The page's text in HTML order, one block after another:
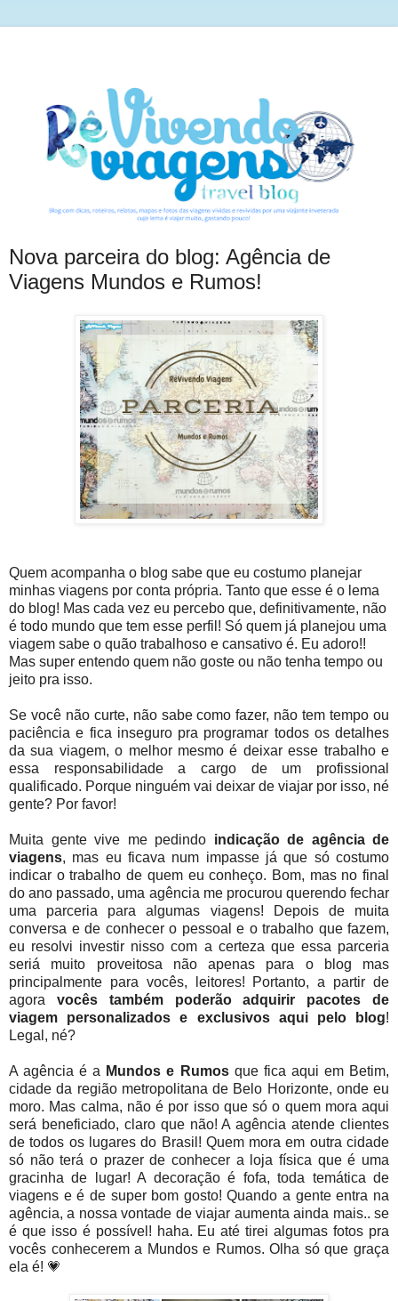
Nova parceira do blog: Agência de
Viagens Mundos e Rumos!
Quem acompanha o blog sabe que eu costumo planejar
minhas viagens por conta própria. Tanto que esse é o lema
do blog! Mas cada vez eu percebo que, definitivamente, não
é todo mundo que tem esse perfil! Só quem já planejou uma
viagem sabe o quão trabalhoso e cansativo é. Eu adoro!!
Mas super entendo quem não goste ou não tenha tempo ou
jeito pra isso.
Se você não curte, não sabe como fazer, não tem tempo ou
paciência e fica inseguro pra programar todos os detalhes
da sua viagem, o melhor mesmo é deixar esse trabalho e
essa responsabilidade a cargo de um profissional
qualificado. Porque ninguém vai deixar de viajar por isso, né
gente? Por favor!
Muita gente vive me pedindo indicação de agência de
viagens, mas eu ficava num impasse já que só costumo
indicar o trabalho de quem eu conheço. Bom, mas no final
do ano passado, uma agência me procurou querendo fechar
uma parceria para algumas viagens! Depois de muita
conversa e de conhecer o pessoal e o trabalho que fazem,
eu resolvi investir nisso com a certeza que essa parceria
seriá muito proveitosa não apenas para o blog mas
principalmente para vocês, leitores! Portanto, a partir de
agora vocês também poderão adquirir pacotes de
viagem personalizados e exclusivos aqui pelo blog!
Legal, né?
A agência é a Mundos e Rumosque fica aqui em Betim,
cidade da região metropolitana de Belo Horizonte, onde eu
moro. Mas calma, não é por isso que só o quem mora aqui
será beneficiado, claro que não! A agência atende clientes
de todos os lugares do Brasil! Quem mora em outra cidade
só não terá o prazer de conhecer a loja física que é uma
gracinha de lugar! A decoração é fofa, toda temática de
viagens e é de super bom gosto! Quando a gente entra na
agência, a nossa vontade de viajar aumenta ainda mais.. se
é que isso é possível! haha. Eu até tirei algumas fotos pra
vocês conhecerem a Mundos e Rumos. Olha só que graça
ela é! 💗